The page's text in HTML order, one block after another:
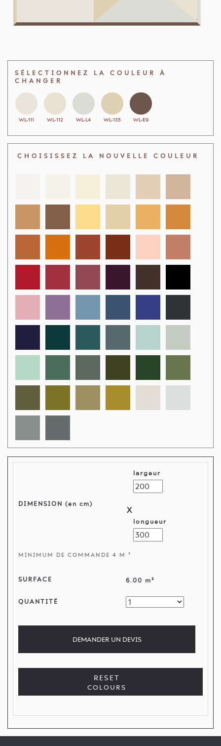
SÉLECTIONNEZ LA COULEUR À
CHANGER
WL-111 WL-112 WL-L4 WL-135 WL-E9
CHOISISSEZ LA NOUVELLE COULEUR
DIMENSION (en cm)
largeur
X
longueur
MINIMUM DE COMMANDE 4 M ²
SURFACE 6.00 m²
QUANTITÉ
DEMANDER UN DEVIS
RESET
COLOURS